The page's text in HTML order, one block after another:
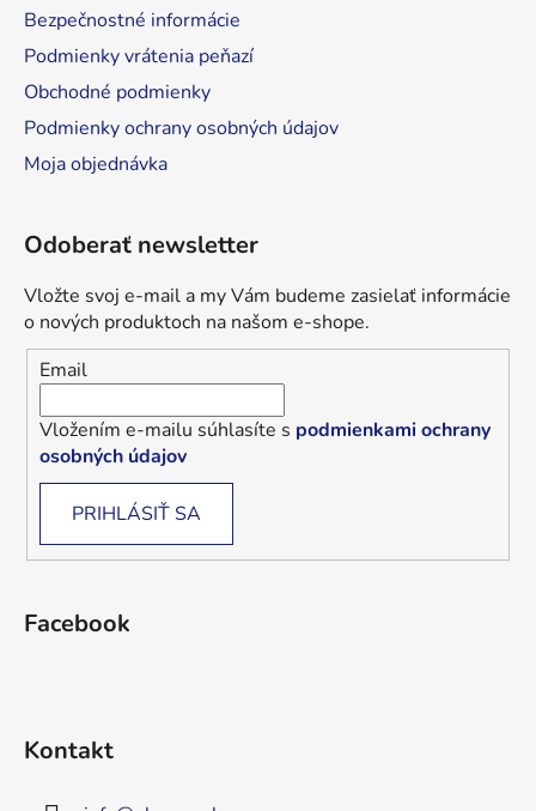
Bezpečnostné informácie
Podmienky vrátenia peňazí
Obchodné podmienky
Podmienky ochrany osobných údajov
Moja objednávka
Odoberať newsletter
Vložte svoj e-mail a my Vám budeme zasielať informácie
o nových produktoch na našom e-shope.
Email
Vložením e-mailu súhlasíte s podmienkami ochrany
osobných údajov
PRIHLÁSIŤ SA
Facebook
Kontakt